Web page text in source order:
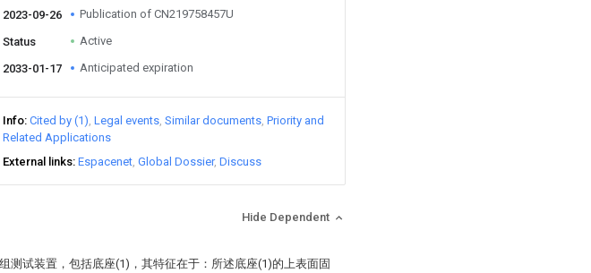
2023-09-26 Publication of CN219758457U
Status Active
2033-01-17 Anticipated expiration
Info Cited by (1) Legal events Similar documents Priority and
Related Applications
External links Espacenet Global Dossier Discuss
Hide Dependent
测试装置，包括底座(1)，其特征在于：所述底座(1)的上表面固